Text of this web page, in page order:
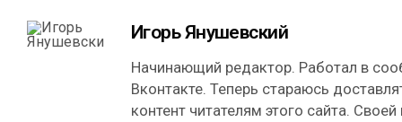
Игорь Янушевский
Начинающий редактор. Работал в
Вконтакте. Теперь стараюсь
контент читателям этого сайта.